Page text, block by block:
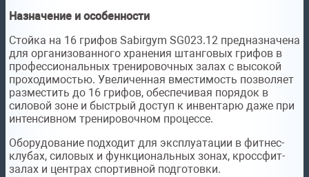
Назначение и особенности
Стойка на 16 грифов Sabirgym SG023.12 предназначена
для организованного хранения штанговых грифов в
профессиональных тренировочных залах с высокой
проходимостью. Увеличенная вместимость позволяет
разместить до 16 грифов, обеспечивая порядок в
силовой зоне и быстрый доступ к инвентарю даже при
интенсивном тренировочном процессе.
Оборудование подходит для эксплуатации в фитнес-
клубах, силовых и функциональных зонах, кроссфит-
залах и центрах спортивной подготовки.